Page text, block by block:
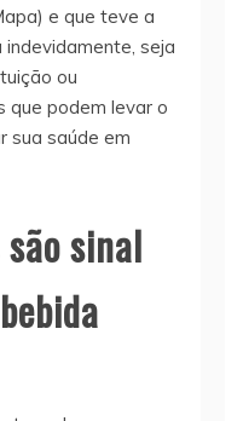
e que teve a
seja
ou
que podem levar o
sua saúde em
sinal